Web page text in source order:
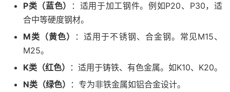
P类（蓝色）
：适用于加工钢件。例如P20、P30，适
合中等硬度钢材。
M类（黄色）
：适用于不锈钢、合金钢。常见M15、
M25。
K类（红色）
：适用于铸铁、有色金属。如K10、K20。
N类（绿色）
：专为非铁金属如铝合金设计。